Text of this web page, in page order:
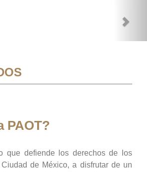
PAOT?
que defiende los derechos de los
de México, a disfrutar de un